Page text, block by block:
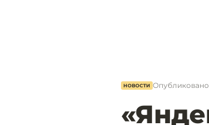
НОВОСТИ Опубликовано